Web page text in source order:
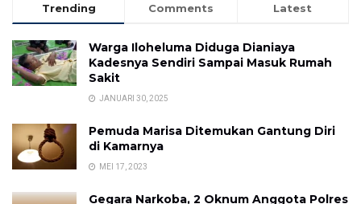
Trending Comments Latest
Warga Iloheluma Diduga Dianiaya
Kadesnya Sendiri Sampai Masuk Rumah
Sakit
JANUARI 30, 2025
Pemuda Marisa Ditemukan Gantung Diri
di Kamarnya
MEI 17, 2023
Gegara Narkoba, 2 Oknum Anggota Polres